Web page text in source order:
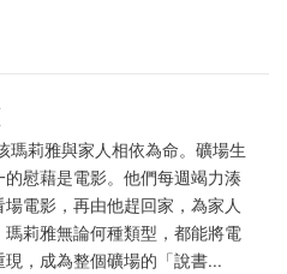
瑪莉雅與家人相依為命。礦場生
慰藉是電影。他們每週竭力湊
電影，再由他趕回家，為家人
瑪莉雅無論何種類型，都能將電
，成為整個礦場的「說書...